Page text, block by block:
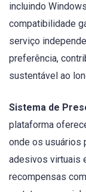
incluindo
compatibilidade
serviço
preferência,
sustentável ao
Sistema de
plataforma
onde os usuários
adesivos virtuais
recompensas